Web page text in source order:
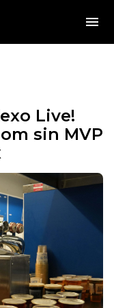
Live!
sin MVP